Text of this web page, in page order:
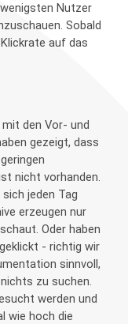
Nutzer
Sobald
auf das
den Vor- und
gezeigt, dass
nicht vorhanden.
jeden Tag
erzeugen nur
Oder haben
- richtig wir
sinnvoll,
zu suchen.
werden und
wie hoch die